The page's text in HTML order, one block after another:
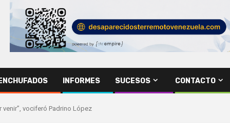
ENCHUFADOS INFORMES SUCESOS CONTACTO
vociferó Padrino López